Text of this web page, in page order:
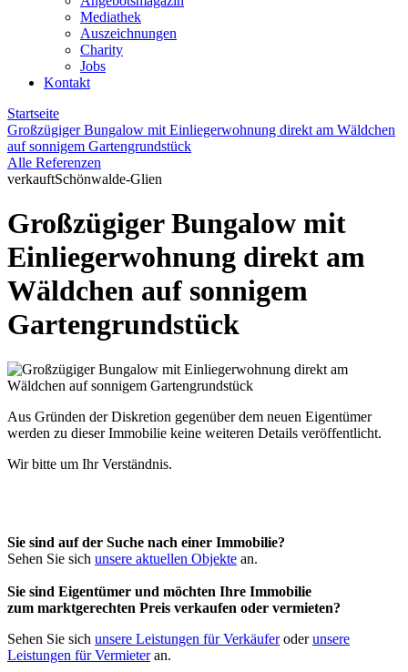
Mediathek
Auszeichnungen
Charity
Jobs
Kontakt
Startseite
Großzügiger Bungalow mit Einliegerwohnung direkt am Wäldchen
auf sonnigem Gartengrundstück
Alle Referenzen
verkauftSchönwalde-Glien
Großzügiger Bungalow mit
Einliegerwohnung direkt am
Wäldchen auf sonnigem
Gartengrundstück
Aus Gründen der Diskretion gegenüber dem neuen Eigentümer
werden zu dieser Immobilie keine weiteren Details veröffentlicht.
Wir bitte um Ihr Verständnis.
Sie sind auf der Suche nach einer Immobilie?
Sehen Sie sich unsere aktuellen Objekte an.
Sie sind Eigentümer und möchten Ihre Immobilie
zum marktgerechten Preis verkaufen oder vermieten?
Sehen Sie sich unsere Leistungen für Verkäuferoderunsere
Leistungen für Vermieteran.